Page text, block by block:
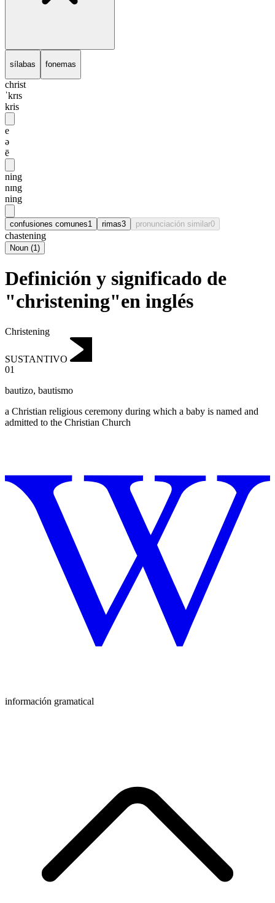
sílabas fonemas
christ
ˈkrɪs
kris
e
ə
ē
ning
nɪng
ning
confusiones comunes1 rimas3 pronunciación similar0
chastening
Noun (1)
Definición y significado de
"christening"en inglés
Christening
SUSTANTIVO
01
bautizo, bautismo
a Christian religious ceremony during which a baby is named and
admitted to the Christian Church
información gramatical